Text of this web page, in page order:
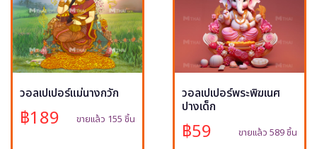
วอลเปเปอร์แม่นางกวัก
฿189 ขายแล้ว 155 ชิ้น
วอลเปเปอร์พระพิฆเนศ
ปางเด็ก
฿59 ขายแล้ว 589 ชิ้น